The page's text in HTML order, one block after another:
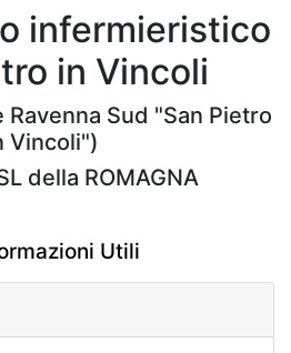
infermieristico
in Vincoli
Ravenna Sud "San Pietro
Vincoli")
della ROMAGNA
Utili